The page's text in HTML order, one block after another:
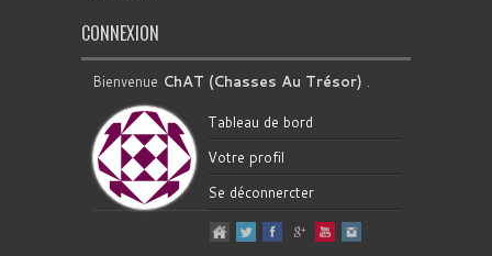
CONNEXION
Bienvenue ChAT (Chasses Au Trésor) .
Tableau de bord
Votre profil
Se déconnercter